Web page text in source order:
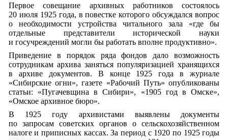
Первое совещание архивных работников состоялось
20 июля 1925 года, в повестке которого обсуждался вопрос
о необходимости устройства читального зала «где бы
отдельные представители исторической науки
и госучреждений могли бы работать вполне продуктивно».
Приведение в порядок ряда фондов дало возможность
сотрудникам архива заняться популяризацией хранящихся
в архиве документов. В конце 1925 года в журнале
«Сибирские огни», газете «Рабочий Путь» опубликованы
статьи: «Пугачевщина в Сибири», «1905 год в Омске»,
«Омское архивное бюро».
В 1925 году архивистами выявлены документы
по запросам советских органов о сельскохозяйственном
налоге и приписных кассах. За период с 1920 по 1925 годы